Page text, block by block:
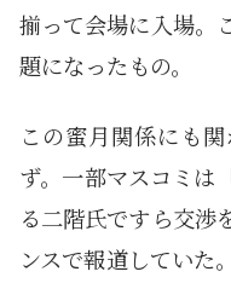
揃って会場に入場。
題になったもの。
この蜜月関係にも
ず。一部マスコミは
る二階氏ですら交渉
ンスで報道していた